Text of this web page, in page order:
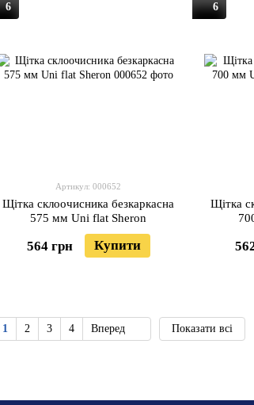
6
Артикул: 000652
Щітка склоочисника безкаркасна
575 мм Uni flat Sheron
564 грн Купити
6
Щітка
1 2 3 4 Вперед Показати всі